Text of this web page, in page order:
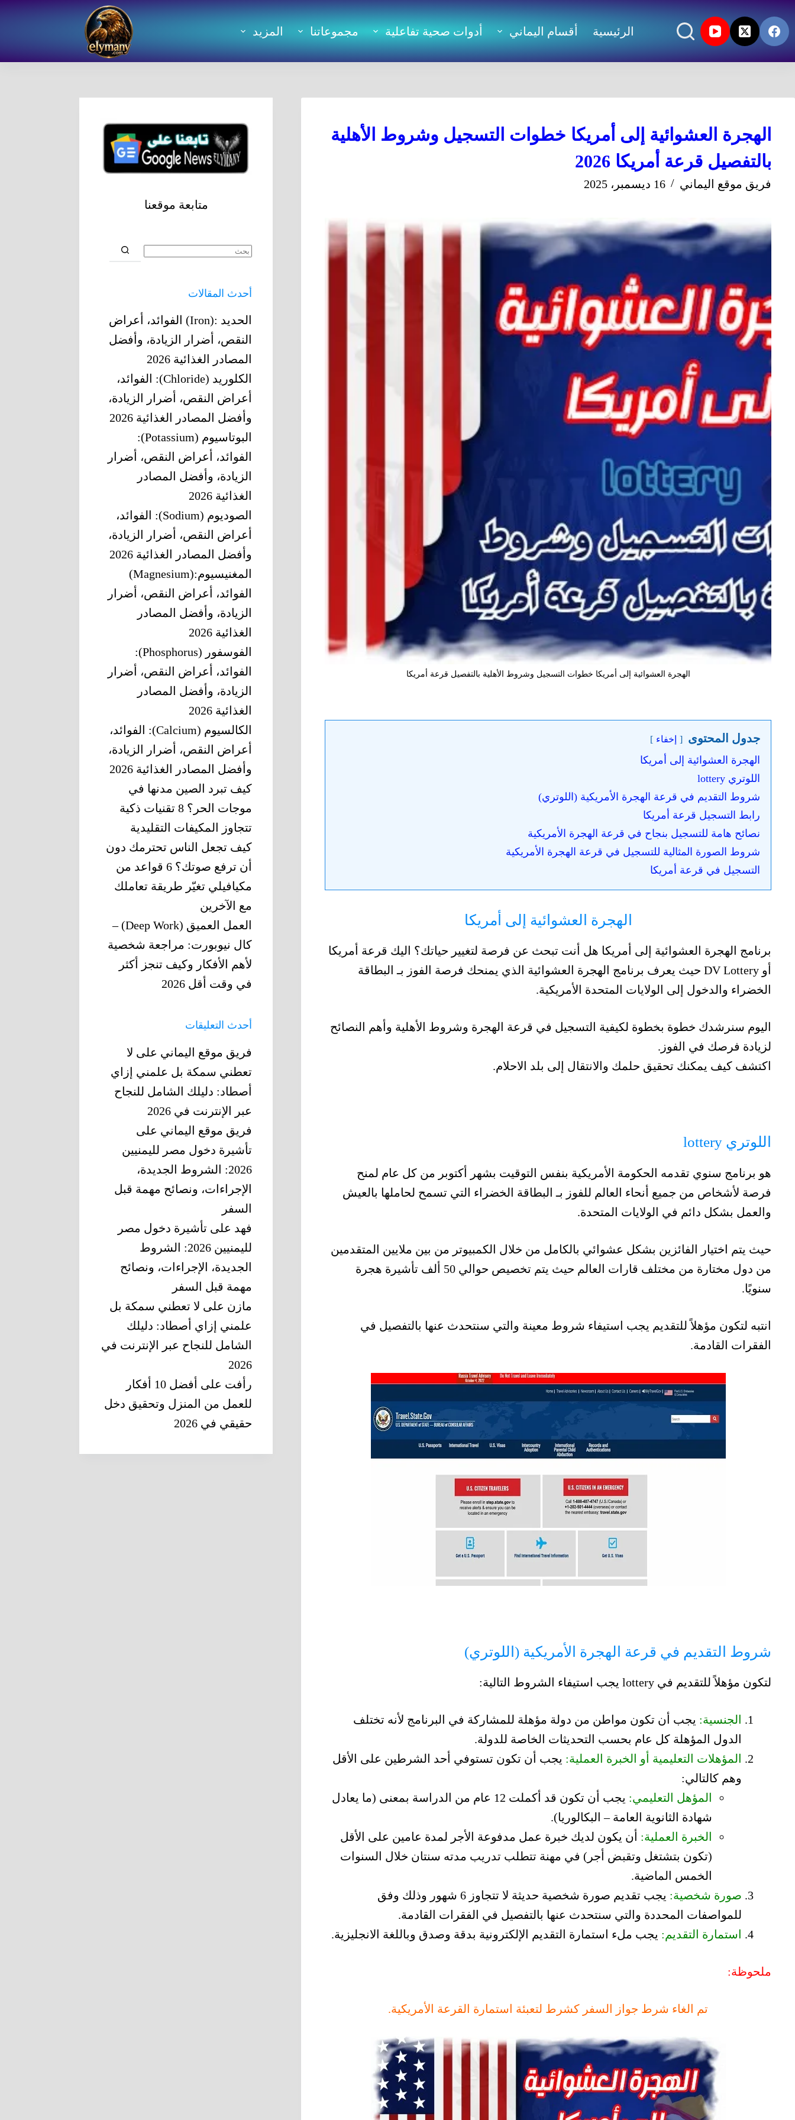
الرئيسية أقسام اليماني أدوات صحية تفاعلية مجموعاتنا المزيد
الهجرة العشوائية إلى أمريكا خطوات التسجيل وشروط الأهلية
بالتفصيل قرعة أمريكا 2026
فريق موقع اليماني 16 ديسمبر، 2025
الهجرة العشوائية إلى أمريكا خطوات التسجيل وشروط الأهلية بالتفصيل قرعة أمريكا
جدول المحتوى إخفاء
الهجرة العشوائية إلى أمريكا
اللوتري lottery
شروط التقديم في قرعة الهجرة الأمريكية (اللوتري)
رابط التسجيل قرعة أمريكا
نصائح هامة للتسجيل بنجاح في قرعة الهجرة الأمريكية
شروط الصورة المثالية للتسجيل في قرعة الهجرة الأمريكية
التسجيل في قرعة أمريكا
الهجرة العشوائية إلى أمريكا
برنامج الهجرة العشوائية إلى أمريكا هل أنت تبحث عن فرصة لتغيير حياتك؟ اليك قرعة أمريكا
أو DV Lottery حيث يعرف برنامج الهجرة العشوائية الذي يمنحك فرصة الفوز بـ البطاقة
الخضراء والدخول إلى الولايات المتحدة الأمريكية.
اليوم سنرشدك خطوة بخطوة لكيفية التسجيل في قرعة الهجرة وشروط الأهلية وأهم النصائح
لزيادة فرصك في الفوز.
اكتشف كيف يمكنك تحقيق حلمك والانتقال إلى بلد الاحلام.
اللوتري lottery
هو برنامج سنوي تقدمه الحكومة الأمريكية بنفس التوقيت بشهر أكتوبر من كل عام لمنح
فرصة لأشخاص من جميع أنحاء العالم للفوز بـ البطاقة الخضراء التي تسمح لحاملها بالعيش
والعمل بشكل دائم في الولايات المتحدة.
حيث يتم اختيار الفائزين بشكل عشوائي بالكامل من خلال الكمبيوتر من بين ملايين المتقدمين
من دول مختارة من مختلف قارات العالم حيث يتم تخصيص حوالي 50 ألف تأشيرة هجرة
سنويًا.
انتبه لتكون مؤهلاً للتقديم يجب استيفاء شروط معينة والتي سنتحدث عنها بالتفصيل في
الفقرات القادمة.
شروط التقديم في قرعة الهجرة الأمريكية (اللوتري)
لتكون مؤهلاً للتقديم في lottery يجب استيفاء الشروط التالية:
الجنسية: يجب أن تكون مواطن من دولة مؤهلة للمشاركة في البرنامج لأنه تختلف
الدول المؤهلة كل عام بحسب التحديثات الخاصة للدولة.
المؤهلات التعليمية أو الخبرة العملية: يجب أن تكون تستوفي أحد الشرطين على الأقل
وهم كالتالي:
المؤهل التعليمي:
يجب أن تكون قد أكملت 12 عام من الدراسة بمعنى (ما يعادل
شهادة الثانوية العامة – البكالوريا).
الخبرة العملية: أن يكون لديك خبرة عمل مدفوعة الأجر لمدة عامين على الأقل
(تكون بتشتغل وتقبض أجر) في مهنة تتطلب تدريب مدته سنتان خلال السنوات
الخمس الماضية.
صورة شخصية:
يجب تقديم صورة شخصية حديثة لا تتجاوز 6 شهور وذلك وفق
للمواصفات المحددة والتي سنتحدث عنها بالتفصيل في الفقرات القادمة.
استمارة التقديم: يجب ملء استمارة التقديم الإلكترونية بدقة وصدق وباللغة الانجليزية.
ملحوظة:
تم الغاء شرط جواز السفر كشرط لتعبئة استمارة القرعة الأمريكية.
متابعة موقعنا
أحدث المقالات
الحديد‎ (Iron): ‎الفوائد، أعراض
النقص، أضرار الزيادة، وأفضل
المصادر الغذائية 2026
الكلوريد (Chloride): الفوائد،
أعراض النقص، أضرار الزيادة،
وأفضل المصادر الغذائية 2026
البوتاسيوم (Potassium):
الفوائد، أعراض النقص، أضرار
الزيادة، وأفضل المصادر
الغذائية 2026
الصوديوم (Sodium): الفوائد،
أعراض النقص، أضرار الزيادة،
وأفضل المصادر الغذائية 2026
المغنيسيوم‎ (Magnesium):
‎الفوائد، أعراض النقص، أضرار
الزيادة، وأفضل المصادر
الغذائية 2026
الفوسفور (Phosphorus):
الفوائد، أعراض النقص، أضرار
الزيادة، وأفضل المصادر
الغذائية 2026
الكالسيوم (Calcium): الفوائد،
أعراض النقص، أضرار الزيادة،
وأفضل المصادر الغذائية 2026
كيف تبرد الصين مدنها في
موجات الحر؟ 8 تقنيات ذكية
تتجاوز المكيفات التقليدية
كيف تجعل الناس تحترمك دون
أن ترفع صوتك؟ 6 قواعد من
مكيافيلي تغيّر ‏طريقة تعاملك
مع الآخرين
العمل العميق (Deep Work) –
كال نيوبورت: مراجعة شخصية
لأهم الأفكار وكيف تنجز أكثر
في وقت أقل 2026
أحدث التعليقات
فريق موقع اليماني على لا
تعطني سمكة بل علمني إزاي
أصطاد: دليلك الشامل للنجاح
عبر الإنترنت في 2026
فريق موقع اليماني على
تأشيرة دخول مصر لليمنيين
2026: الشروط الجديدة،
الإجراءات، ونصائح مهمة قبل
السفر
فهد على تأشيرة دخول مصر
لليمنيين 2026: الشروط
الجديدة، الإجراءات، ونصائح
مهمة قبل السفر
مازن على لا تعطني سمكة بل
علمني إزاي أصطاد: دليلك
الشامل للنجاح عبر الإنترنت في
2026
رأفت على
أفضل 10 أفكار
للعمل من المنزل وتحقيق دخل
حقيقي في 2026